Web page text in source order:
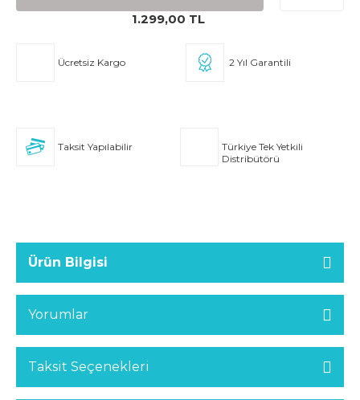
1.299,00 TL
Ücretsiz Kargo 2 Yıl Garantili
Taksit Yapılabilir
Türkiye Tek Yetkili
Distribütörü
Ürün Bilgisi
Yorumlar
Taksit Seçenekleri